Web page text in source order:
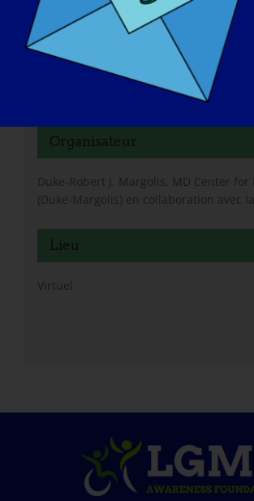
Site web :
https://healthpolicy.duke.edu/events/
development-therapeutics-through-
patient-community-engagement
Lieu
Virtuel
Organisateur
Duke-Robert J. Margolis, MD Center for
(Duke-Margolis) en collaboration avec